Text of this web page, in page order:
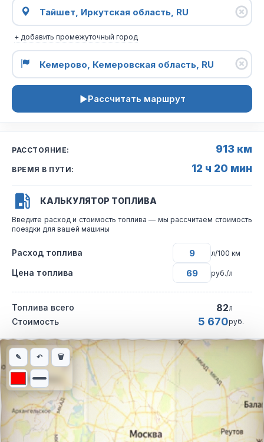
+ добавить промежуточный город
Рассчитать маршрут
РАССТОЯНИЕ: 913 км
ВРЕМЯ В ПУТИ: 12 ч 20 мин
КАЛЬКУЛЯТОР ТОПЛИВА
Введите расход и стоимость топлива — мы рассчитаем стоимость
поездки для вашей машины
Расход топлива л/100 км
Цена топлива руб./л
Топлива всего 82л
Стоимость 5 670руб.
Интерактивная карта автомобильного маршрута из города
✎ ↶ 🗑